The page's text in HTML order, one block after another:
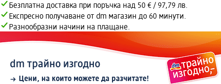
Безплатна доставка при поръчка над 50 € / 97,79 лв.
Експресно получаване от dm магазин до 60 минути.
Разнообразни начини на плащане.
dm трайно изгодно
Цени, на които можете да разчитате!